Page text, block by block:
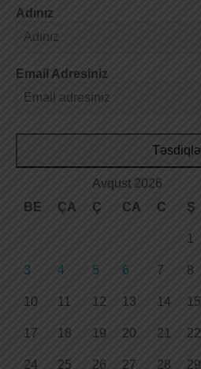
Adınız
Email Adresiniz
Təsdiqlə
Avqust 2026
BE
ÇA Ç CA C Ş
1
3 4 5 6 7 8
10 11 12 13 14 15
17 18 19 20 21 22
24 25 26 27 28 29